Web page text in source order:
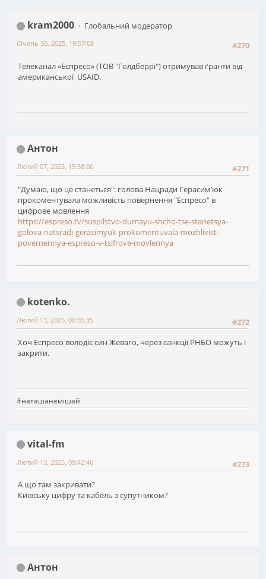
kram2000
Глобальний модератор
#270
Січень 30, 2025, 19:57:08
Телеканал «Еспресо» (ТОВ "Голдберрі") отримував ґранти від
американської USAID.
Антон
#271
Лютий 07, 2025, 15:58:00
"Думаю, що це станеться": голова Нацради Герасимʼюк
прокоментувала можливість повернення "Еспресо" в
цифрове мовлення
https://espreso.tv/suspilstvo-dumayu-shcho-tse-stanetsya-
golova-natsradi-gerasimyuk-prokomentuvala-mozhlivist-
povernennya-espreso-v-tsifrove-movlennya
kotenko.
#272
Лютий 13, 2025, 00:35:35
Хоч Еспресо володіє син Жеваго, через санкції РНБО можуть і
закрити.
#наташанемішай
vital-fm
#273
Лютий 13, 2025, 09:42:46
А що там закривати?
Київську цифру та кабель з супутником?
Антон